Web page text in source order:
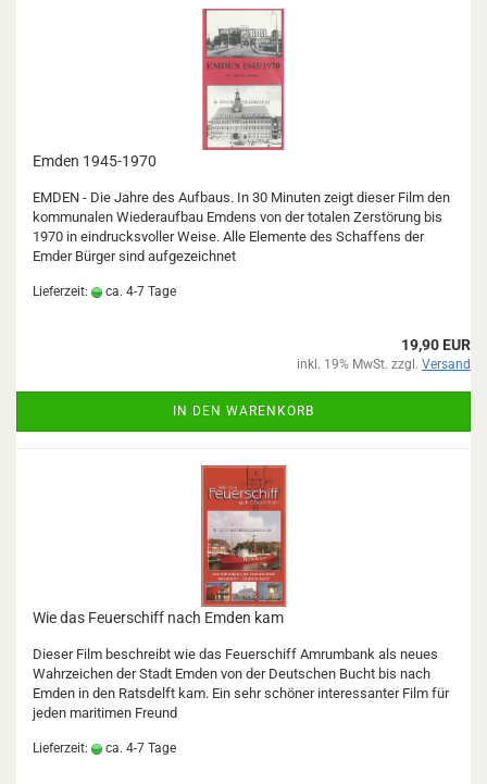
Emden 1945-1970
EMDEN - Die Jahre des Aufbaus. In 30 Minuten zeigt dieser Film den
kommunalen Wiederaufbau Emdens von der totalen Zerstörung bis
1970 in eindrucksvoller Weise. Alle Elemente des Schaffens der
Emder Bürger sind aufgezeichnet
Lieferzeit: ca. 4-7 Tage
19,90 EUR
inkl. 19% MwSt. zzgl. Versand
IN DEN WARENKORB
Wie das Feuerschiff nach Emden kam
Dieser Film beschreibt wie das Feuerschiff Amrumbank als neues
Wahrzeichen der Stadt Emden von der Deutschen Bucht bis nach
Emden in den Ratsdelft kam. Ein sehr schöner interessanter Film für
jeden maritimen Freund
Lieferzeit: ca. 4-7 Tage